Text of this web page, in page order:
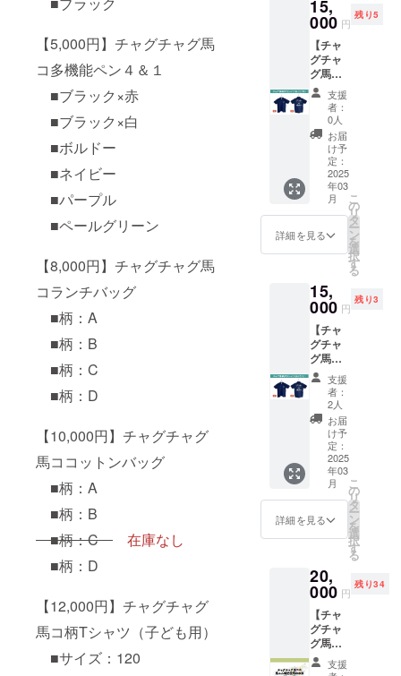
【5,000円】チャグチャグ馬
コ多機能ペン４＆１
■ブラック×赤
■ブラック×白
■ボルドー
■ネイビー
■パープル
■ペールグリーン
【8,000円】チャグチャグ馬
コランチバッグ
■柄：A
■柄：B
■柄：C
■柄：D
【10,000円】チャグチャグ
馬ココットンバッグ
■柄：A
■柄：B
■柄：C
在庫なし
■柄：D
【12,000円】チャグチャグ
馬コ柄Tシャツ（子ども用）
■サイズ：120
めご了
承くだ
さい。
・サイ
ズ：Ｓ
※リター
ン品の
発送の
ため、
住所・
氏名・
電話番
号は必
ずご入
力くだ
さい。
※返品・
交換は
承って
おりま
めご了
承くだ
さい
15,
000 円
残り5
【チャ
グチャ
グ馬コ
柄ポロ
シャツ
（おと
な用：
Ｍサイ
ズ）】
チャグ
チャグ
馬コを
デザイ
ンした
ポロ
シャツ
・サイ
ズ：Ｍ
※リター
ン品の
発送の
ため、
住所・
氏名・
電話番
号は必
ずご入
力くだ
さい。
※返品・
交換は
承って
おりま
めご了
承くだ
さい
支援
者：
0人
お届
け予
定：
2025
年03
月
詳細を見る
こ
の
リ
タ
ー
ン
を
選
択
す
る
15,
000 円
残り3
【チャ
グチャ
グ馬コ
柄ポロ
シャツ
（おと
な用：
Ｌサイ
ズ）】
チャグ
チャグ
馬コを
デザイ
ンした
ポロ
シャツ
・サイ
ズ：Ｌ
※リター
ン品の
発送の
ため、
住所・
支援
者：
2人
お届
け予
定：
2025
年03
月
詳細を見る
こ
の
リ
タ
ー
ン
を
選
択
す
る
20,
000 円
残り34
【チャ
グチャ
グ馬コ
の馬ふ
ん堆肥
支援